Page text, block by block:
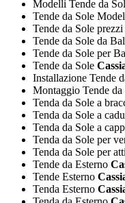
Modelli Tende da
Tende da Sole
Tende da Sole
Tende da Sole da
Tende da Sole per
Tende da Sole
Installazione Tende
Montaggio Tende da
Tenda da Sole a
Tenda da Sole a
Tenda da Sole a
Tenda da Sole per
Tenda da Sole per
Tende da Esterno
Tende Esterno
Tenda Esterno